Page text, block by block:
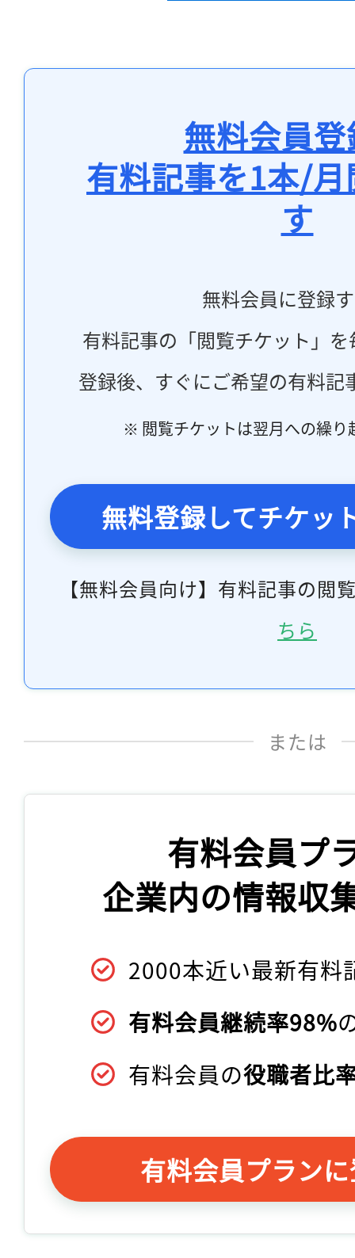
無料会員
有料記事を1本/
す
無料会員に登録
有料記事の「閲覧チケット」
登録後、すぐにご希望の有料記
※ 閲覧チケットは翌月への繰り
無料登録してチケッ
【無料会員向け】有料記事の閲
ちら
または
有料会員プ
企業内の情報収
2000本近い最新有料
有料会員継続率98%
有料会員の役職者比
有料会員プラン